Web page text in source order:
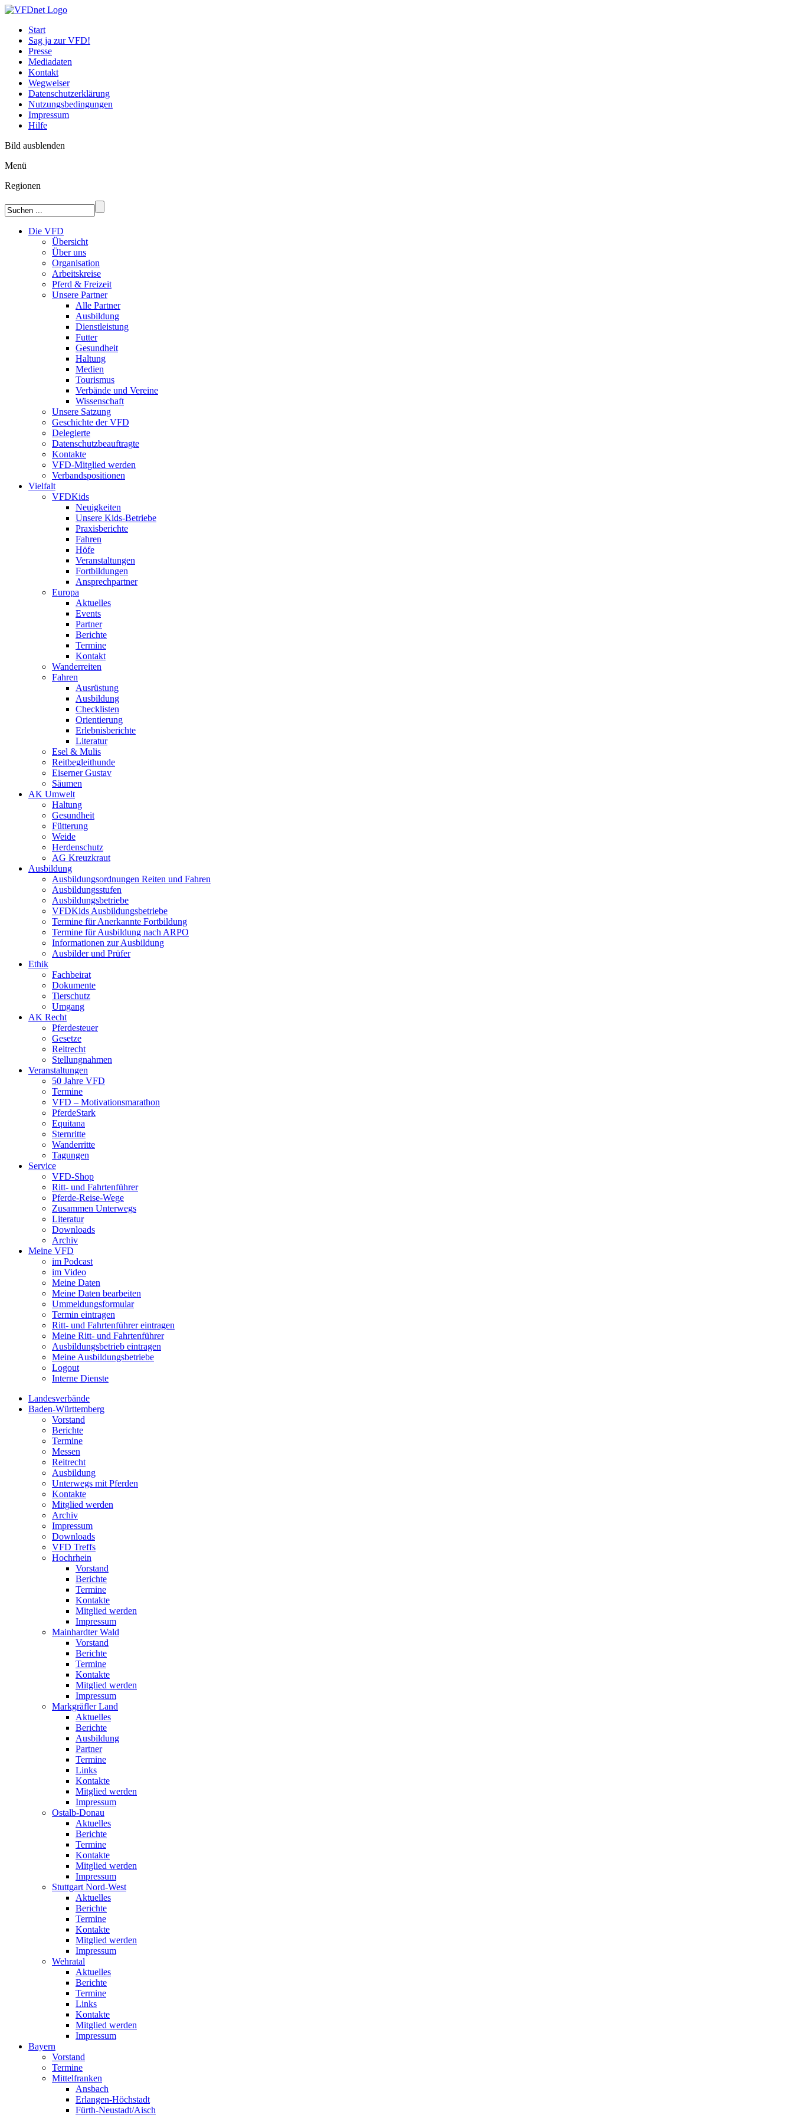
Start
Sag ja zur VFD!
Presse
Mediadaten
Kontakt
Wegweiser
Datenschutzerklärung
Nutzungsbedingungen
Impressum
Hilfe
Bild ausblenden
Menü
Regionen
Die VFD
Übersicht
Über uns
Organisation
Arbeitskreise
Pferd & Freizeit
Unsere Partner
Alle Partner
Ausbildung
Dienstleistung
Futter
Gesundheit
Haltung
Medien
Tourismus
Verbände und Vereine
Wissenschaft
Unsere Satzung
Geschichte der VFD
Delegierte
Datenschutzbeauftragte
Kontakte
VFD-Mitglied werden
Verbandspositionen
Vielfalt
VFDKids
Neuigkeiten
Unsere Kids-Betriebe
Praxisberichte
Fahren
Höfe
Veranstaltungen
Fortbildungen
Ansprechpartner
Europa
Aktuelles
Events
Partner
Berichte
Termine
Kontakt
Wanderreiten
Fahren
Ausrüstung
Ausbildung
Checklisten
Orientierung
Erlebnisberichte
Literatur
Esel & Mulis
Reitbegleithunde
Eiserner Gustav
Säumen
AK Umwelt
Haltung
Gesundheit
Fütterung
Weide
Herdenschutz
AG Kreuzkraut
Ausbildung
Ausbildungsordnungen Reiten und Fahren
Ausbildungsstufen
Ausbildungsbetriebe
VFDKids Ausbildungsbetriebe
Termine für Anerkannte Fortbildung
Termine für Ausbildung nach ARPO
Informationen zur Ausbildung
Ausbilder und Prüfer
Ethik
Fachbeirat
Dokumente
Tierschutz
Umgang
AK Recht
Pferdesteuer
Gesetze
Reitrecht
Stellungnahmen
Veranstaltungen
50 Jahre VFD
Termine
VFD – Motivationsmarathon
PferdeStark
Equitana
Sternritte
Wanderritte
Tagungen
Service
VFD-Shop
Ritt- und Fahrtenführer
Pferde-Reise-Wege
Zusammen Unterwegs
Literatur
Downloads
Archiv
Meine VFD
im Podcast
im Video
Meine Daten
Meine Daten bearbeiten
Ummeldungsformular
Termin eintragen
Ritt- und Fahrtenführer eintragen
Meine Ritt- und Fahrtenführer
Ausbildungsbetrieb eintragen
Meine Ausbildungsbetriebe
Logout
Interne Dienste
Landesverbände
Baden-Württemberg
Vorstand
Berichte
Termine
Messen
Reitrecht
Ausbildung
Unterwegs mit Pferden
Kontakte
Mitglied werden
Archiv
Impressum
Downloads
VFD Treffs
Hochrhein
Vorstand
Berichte
Termine
Kontakte
Mitglied werden
Impressum
Mainhardter Wald
Vorstand
Berichte
Termine
Kontakte
Mitglied werden
Impressum
Markgräfler Land
Aktuelles
Berichte
Ausbildung
Partner
Termine
Links
Kontakte
Mitglied werden
Impressum
Ostalb-Donau
Aktuelles
Berichte
Termine
Kontakte
Mitglied werden
Impressum
Stuttgart Nord-West
Aktuelles
Berichte
Termine
Kontakte
Mitglied werden
Impressum
Wehratal
Aktuelles
Berichte
Termine
Links
Kontakte
Mitglied werden
Impressum
Bayern
Vorstand
Termine
Mittelfranken
Ansbach
Erlangen-Höchstadt
Fürth-Neustadt/Aisch